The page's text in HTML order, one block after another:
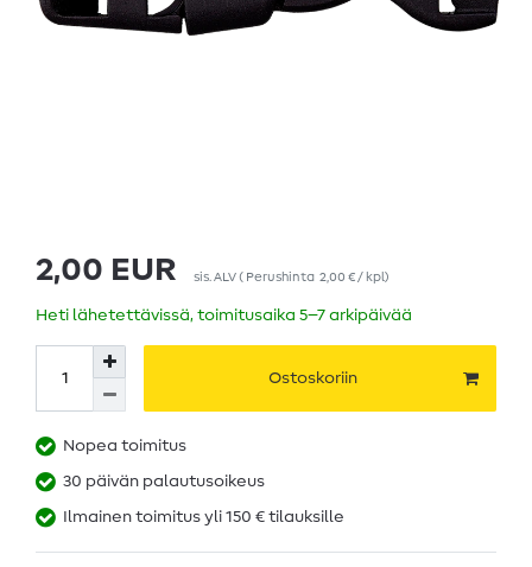
2,00 EUR sis. ALV( Perushinta 2,00 € / kpl)
Heti lähetettävissä, toimitusaika 5–7 arkipäivää
Ostoskoriin
Nopea toimitus
30 päivän palautusoikeus
Ilmainen toimitus yli 150 € tilauksille